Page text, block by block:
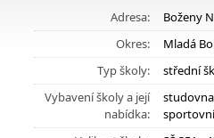
Adresa:
Boženy
Okres:
Mladá
Typ školy:
střední
Vybavení školy a její
nabídka:
sportovní